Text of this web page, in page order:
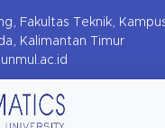
Fakultas Teknik,
Kalimantan Timur